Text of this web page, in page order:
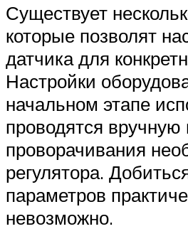
Существует
которые позволят
датчика для
Настройки
начальном этапе
проводятся вручную
проворачивания
регулятора.
параметров
невозможно.